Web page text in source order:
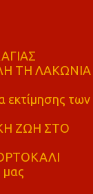
ΤΗ ΛΑΚΩΝΙΑ
των
ΖΩΗ ΣΤΟ
μας